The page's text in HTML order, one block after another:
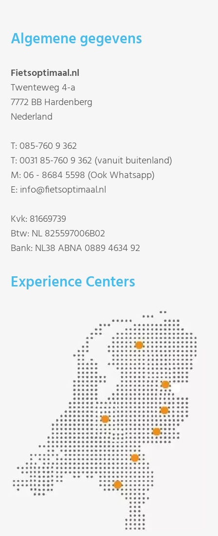
Algemene gegevens
Fietsoptimaal.nl
Twenteweg 4-a
7772 BB Hardenberg
Nederland
T: 085-760 9 362
T: 0031 85-760 9 362 (vanuit buitenland)
M: 06 - 8684 5598 (Ook Whatsapp)
E: info@fietsoptimaal.nl
Kvk: 81669739
Btw: NL 825597006B02
Bank: NL38 ABNA 0889 4634 92
Experience Centers